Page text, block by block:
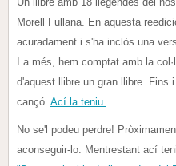
Morell Fullana. En aquesta
acuradament i s'ha inclòs una
I a més, hem comptat amb la
d'aquest llibre un gran llibre. Fins
cançó. Ací la teniu.
No se'l podeu perdre!
aconseguir-lo. Mentrestant ací